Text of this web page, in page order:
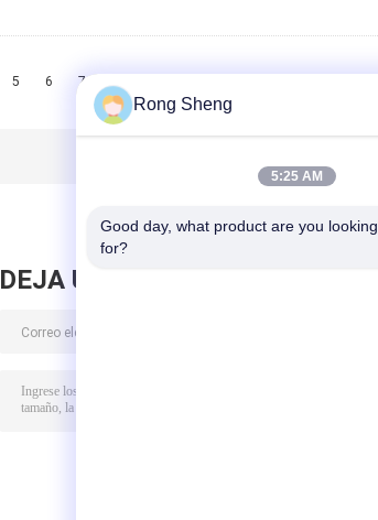
5 6 7
DEJA UN MENSAJE
Rong Sheng
5:25 AM
Good day, what product are you looking
for?